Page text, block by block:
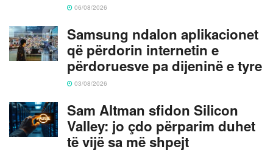
06/08/2026
Samsung ndalon aplikacionet
që përdorin internetin e
përdoruesve pa dijeninë e tyre
03/08/2026
Sam Altman sfidon Silicon
Valley: jo çdo përparim duhet
të vijë sa më shpejt